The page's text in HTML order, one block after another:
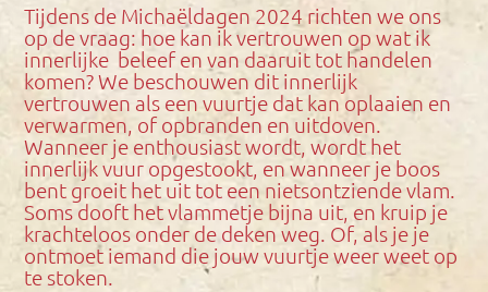
Tijdens de Michaëldagen 2024 richten we ons
op de vraag: hoe kan ik vertrouwen op wat ik
innerlijke beleef en van daaruit tot handelen
komen? We beschouwen dit innerlijk
vertrouwen als een vuurtje dat kan oplaaien en
verwarmen, of opbranden en uitdoven.
Wanneer je enthousiast wordt, wordt het
innerlijk vuur opgestookt, en wanneer je boos
bent groeit het uit tot een nietsontziende vlam.
Soms dooft het vlammetje bijna uit, en kruip je
krachteloos onder de deken weg. Of, als je je
ontmoet iemand die jouw vuurtje weer weet op
te stoken.